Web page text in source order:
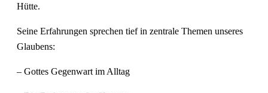
Hütte.
Seine Erfahrungen sprechen tief in zentrale Themen unseres
Glaubens:
– Gottes Gegenwart im Alltag